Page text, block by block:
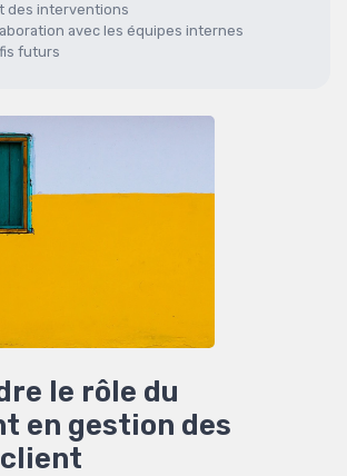
des interventions
avec les équipes internes
futurs
le rôle du
en gestion des